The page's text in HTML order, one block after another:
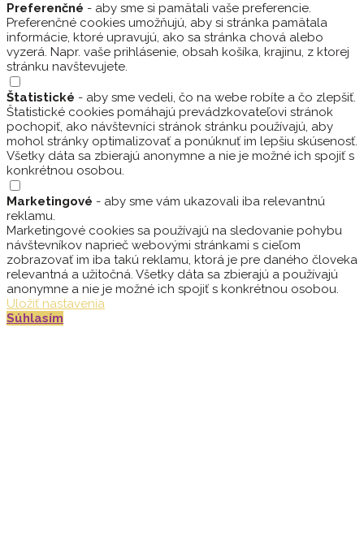
Preferenčné - aby sme si pamätali vaše preferencie.
Preferenčné cookies umožňujú, aby si stránka pamätala
informácie, ktoré upravujú, ako sa stránka chová alebo
vyzerá. Napr. vaše prihlásenie, obsah košíka, krajinu, z ktorej
stránku navštevujete.
Štatistické - aby sme vedeli, čo na webe robíte a čo zlepšiť.
Štatistické cookies pomáhajú prevádzkovateľovi stránok
pochopiť, ako návštevníci stránok stránku používajú, aby
mohol stránky optimalizovať a ponúknuť im lepšiu skúsenosť.
Všetky dáta sa zbierajú anonymne a nie je možné ich spojiť s
konkrétnou osobou.
Marketingové - aby sme vám ukazovali iba relevantnú
reklamu.
Marketingové cookies sa používajú na sledovanie pohybu
návštevníkov naprieč webovými stránkami s cieľom
zobrazovať im iba takú reklamu, ktorá je pre daného človeka
relevantná a užitočná. Všetky dáta sa zbierajú a používajú
anonymne a nie je možné ich spojiť s konkrétnou osobou.
Uložiť nastavenia
Súhlasím